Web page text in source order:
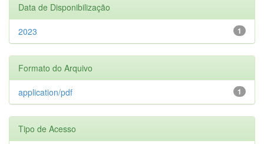
Data de Disponibilização
1
2023
Formato do Arquivo
1
application/pdf
Tipo de Acesso